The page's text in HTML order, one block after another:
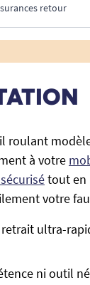
retour
roulant
à votre
tout en
votre
ultra-
ni outil